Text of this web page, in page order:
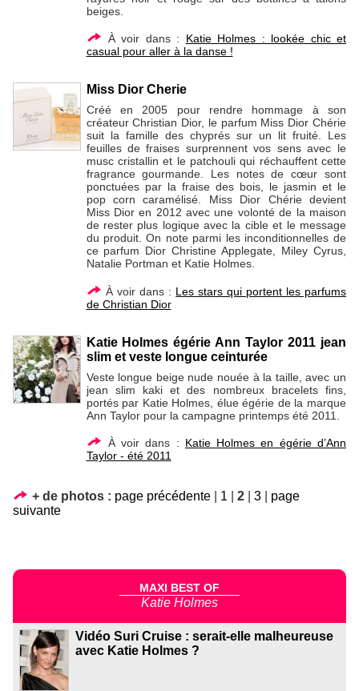
beiges.
À voir dans : Katie Holmes : lookée chic et
casual pour aller à la danse !
Miss Dior Cherie
Créé en 2005 pour rendre hommage à son
créateur Christian Dior, le parfum Miss Dior Chérie
suit la famille des chyprés sur un lit fruité. Les
feuilles de fraises surprennent vos sens avec le
musc cristallin et le patchouli qui réchauffent cette
fragrance gourmande. Les notes de cœur sont
ponctuées par la fraise des bois, le jasmin et le
pop corn caramélisé. Miss Dior Chérie devient
Miss Dior en 2012 avec une volonté de la maison
de rester plus logique avec la cible et le message
du produit. On note parmi les inconditionnelles de
ce parfum Dior Christine Applegate, Miley Cyrus,
Natalie Portman et Katie Holmes.
À voir dans : Les stars qui portent les parfums
de Christian Dior
Katie Holmes égérie Ann Taylor 2011 jean
slim et veste longue ceinturée
Veste longue beige nude nouée à la taille, avec un
jean slim kaki et des nombreux bracelets fins,
portés par Katie Holmes, élue égérie de la marque
Ann Taylor pour la campagne printemps été 2011.
À voir dans : Katie Holmes en égérie d’Ann
Taylor - été 2011
+ de photos : page précédente 1 2 3
page
suivante
MAXI BEST OF
Katie Holmes
Vidéo Suri Cruise : serait-elle malheureuse
avec Katie Holmes ?